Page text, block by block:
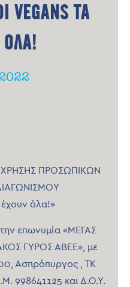
VEGANS ΤΑ
ΟΛΑ!
ΠΡΟΣΩΠΙΚΩΝ
όλα!»
επωνυμία «ΜΕΓΑΣ
ΓΥΡΟΣ ΑΒΕΕ», με
Ασπρόπυργος , ΤΚ
998641125 και Δ.Ο.Υ.